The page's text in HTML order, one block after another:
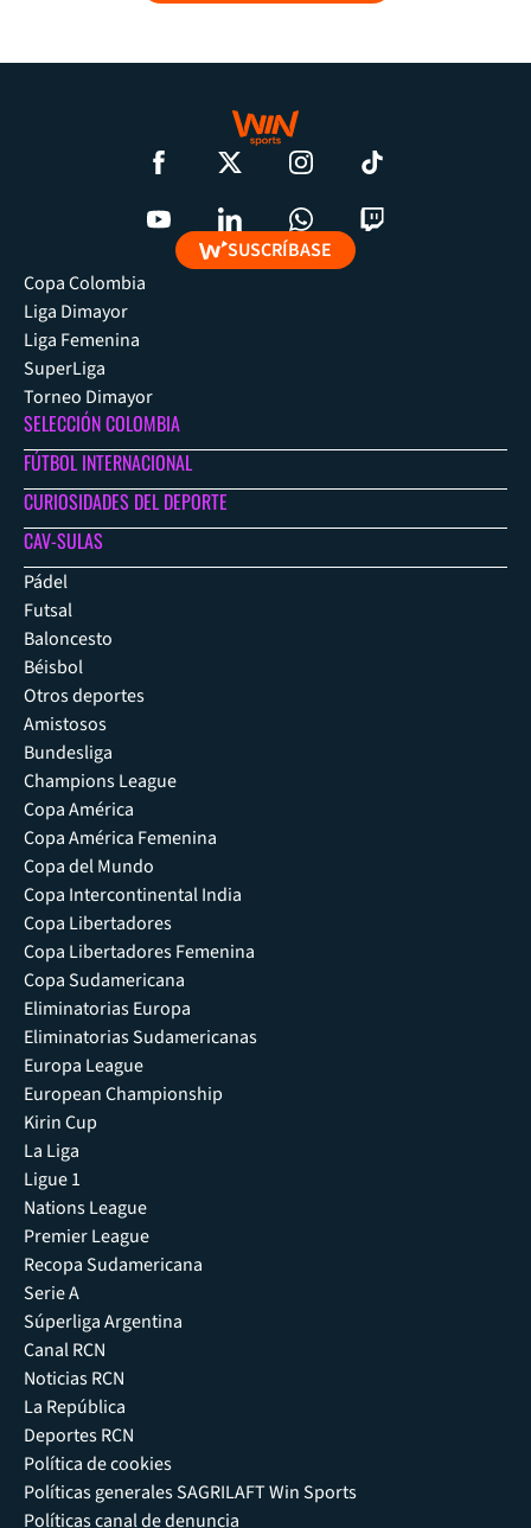
SUSCRÍBASE
Copa Colombia
Liga Dimayor
Liga Femenina
SuperLiga
Torneo Dimayor
SELECCIÓN COLOMBIA
FÚTBOL INTERNACIONAL
CURIOSIDADES DEL DEPORTE
CAV-SULAS
Pádel
Futsal
Baloncesto
Béisbol
Otros deportes
Amistosos
Bundesliga
Champions League
Copa América
Copa América Femenina
Copa del Mundo
Copa Intercontinental India
Copa Libertadores
Copa Libertadores Femenina
Copa Sudamericana
Eliminatorias Europa
Eliminatorias Sudamericanas
Europa League
European Championship
Kirin Cup
La Liga
Ligue 1
Nations League
Premier League
Recopa Sudamericana
Serie A
Súperliga Argentina
Canal RCN
Noticias RCN
La República
Deportes RCN
Política de cookies
Políticas generales SAGRILAFT Win Sports
Políticas canal de denuncia